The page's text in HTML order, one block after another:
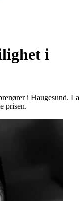
i
i Haugesund. La
prisen.